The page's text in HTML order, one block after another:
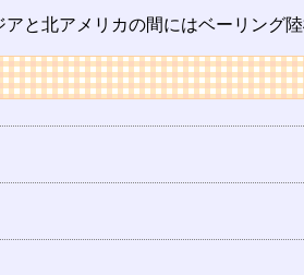
と北アメリカの間にはベーリング